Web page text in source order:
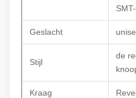
Geslacht
Stijl
de
Kraag